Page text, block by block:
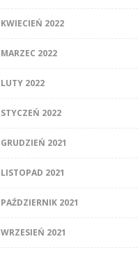
KWIECIEŃ 2022
MARZEC 2022
LUTY 2022
STYCZEŃ 2022
GRUDZIEŃ 2021
LISTOPAD 2021
PAŹDZIERNIK 2021
WRZESIEŃ 2021